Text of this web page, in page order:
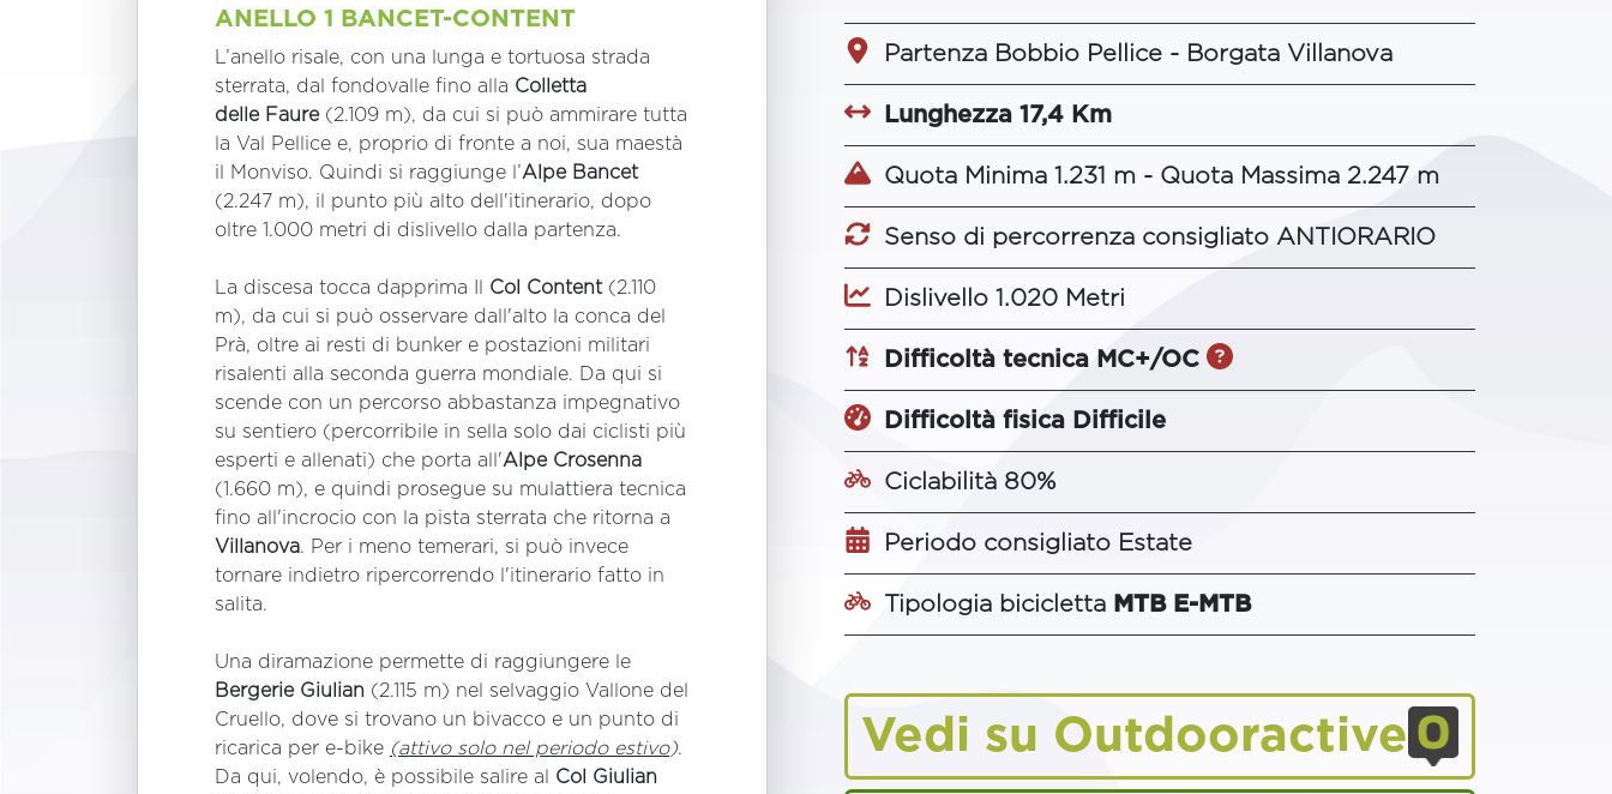
ANELLO 1 BANCET-CONTENT
L’anello risale, con una lunga e tortuosa strada
sterrata, dal fondovalle fino alla Colletta
delle Faure(2.109 m), da cui si può ammirare tutta
la Val Pellice e, proprio di fronte a noi, sua maestà
il Monviso. Quindi si raggiunge l’Alpe Bancet
(2.247 m), il punto più alto dell'itinerario, dopo
oltre 1.000 metri di dislivello dalla partenza.
La discesa tocca dapprima Il Col Content(2.110
m), da cui si può osservare dall'alto la conca del
Prà, oltre ai resti di bunker e postazioni militari
risalenti alla seconda guerra mondiale. Da qui si
scende con un percorso abbastanza impegnativo
su sentiero (percorribile in sella solo dai ciclisti più
esperti e allenati) che porta all'Alpe Crosenna
(1.660 m), e quindi prosegue su mulattiera tecnica
fino all'incrocio con la pista sterrata che ritorna a
Villanova. Per i meno temerari, si può invece
tornare indietro ripercorrendo l'itinerario fatto in
salita.
Una diramazione permette di raggiungere le
Bergerie Giulian (2.115 m) nel selvaggio Vallone del
Cruello, dove si trovano un bivacco e un punto di
ricarica per e-bike (attivo solo nel periodo estivo).
Da qui, volendo, è possibile salire al Col Giulian
Partenza Bobbio Pellice - Borgata Villanova
Lunghezza 17,4 Km
Quota Minima 1.231 m - Quota Massima 2.247 m
Senso di percorrenza consigliato ANTIORARIO
Dislivello 1.020 Metri
Difficoltà tecnica MC+/OC
Difficoltà fisica Difficile
Ciclabilità 80%
Periodo consigliato Estate
Tipologia bicicletta MTB E-MTB
Vedi su Outdooractive